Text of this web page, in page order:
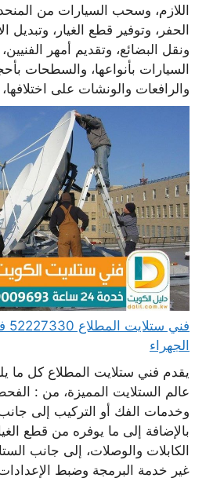
اللازم، وسحب السيارات من
الحفر، وتوفير قطع الغيار، وتبديل
ونقل البضائع، وتقديم أمهر
السيارات بأنواعها، والسطحات
والرافعات والونشات على
الجهراء
يقدم فني ستلايت المطلاع كل ما
عالم الستلايت المميزة، من :
وخدمات الفك أو التركيب إلى
بالإضافة إلى ما يوفره من قطع
الكابلات والوصلات، إلى جانب
غير خدمة البرمجة وضبط